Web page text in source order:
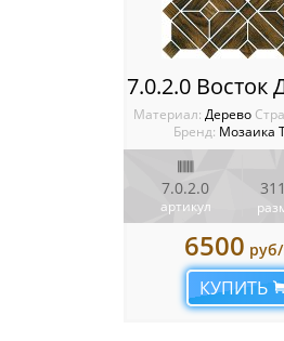
Материал: Дерево
Бренд: Мозаика
7.0.2.0
артикул
6500
КУПИТЬ